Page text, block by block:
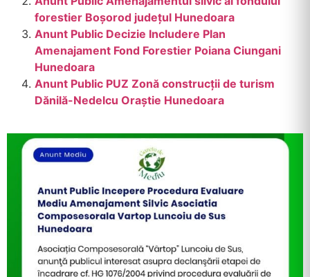
forestier Boșorod județul Hunedoara
Anunt Public Decizie Includere Plan
Amenajament Fond Forestier Poiana Ciungani
Hunedoara
Anunt Public PUZ Zonă construcții de turism
Dănilă-Nedelcu Oraștie Hunedoara